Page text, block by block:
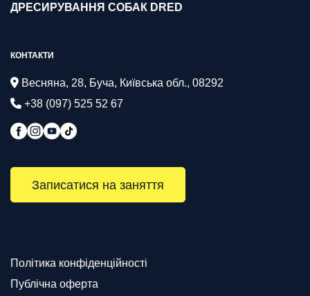
ДРЕСИРУВАННЯ СОБАК DRED
КОНТАКТИ
Весняна, 28, Буча, Київська обл., 08292
+38 (097) 525 52 67
Записатися на заняття
Політика конфіденційності
Публічна оферта